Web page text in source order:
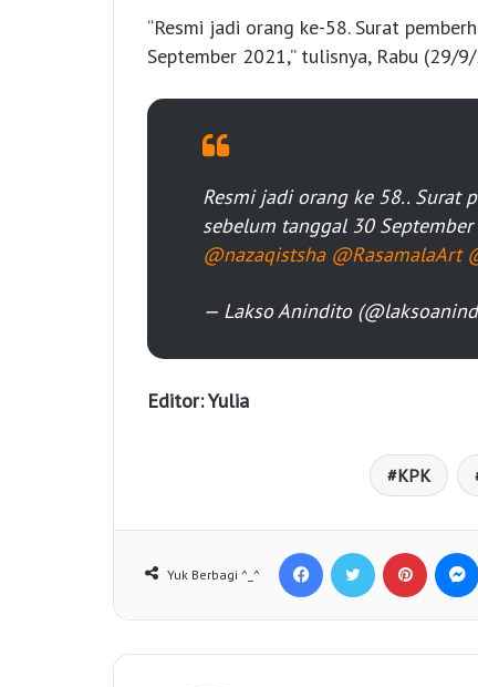
“Resmi jadi orang ke-58. Surat
September 2021,” tulisnya, Rabu (29/
Resmi jadi orang ke 58.. Surat
sebelum tanggal 30
@nazaqistsha @RasamalaArt
— Lakso Anindito
Editor: Yulia
KPK
Yuk Berbagi ^_^